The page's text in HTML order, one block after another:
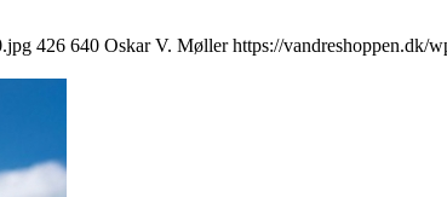
426 640 Oskar V. Møller https://vandreshoppen.dk/